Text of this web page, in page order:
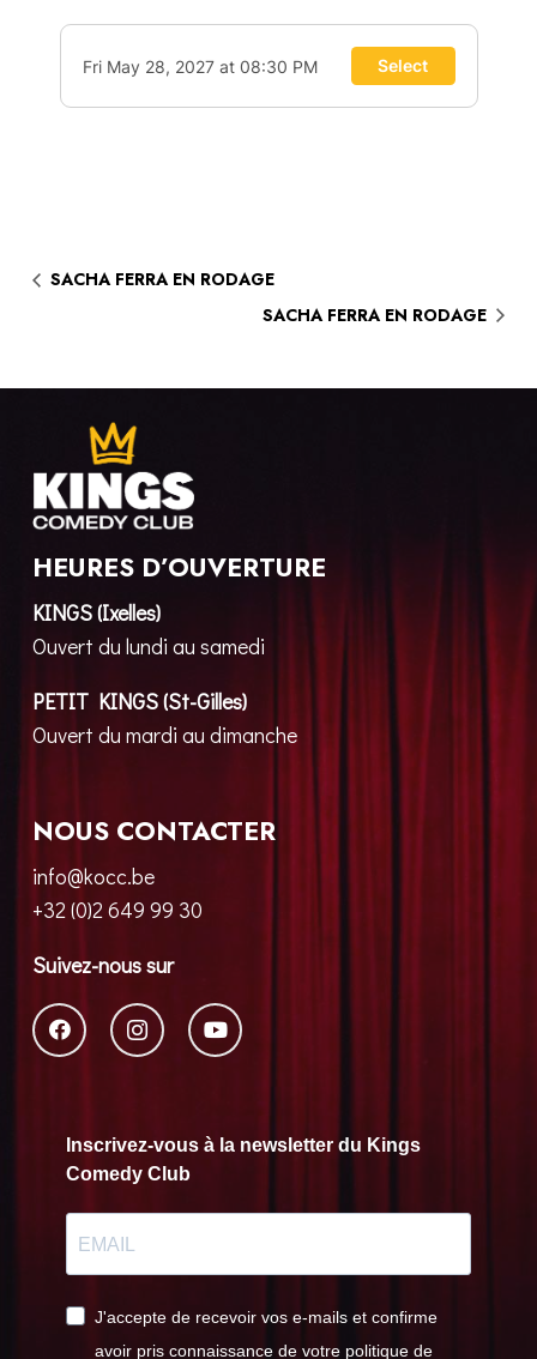
SACHA FERRA EN RODAGE
SACHA FERRA EN RODAGE
HEURES D’OUVERTURE
KINGS (Ixelles)
Ouvert du lundi au samedi
PETIT KINGS (St-Gilles)
Ouvert du mardi au dimanche
NOUS CONTACTER
info@kocc.be
+32 (0)2 649 99 30
Suivez-nous sur
Inscrivez-vous à la newsletter du Kings
Comedy Club
J'accepte de recevoir vos e-mails et confirme
avoir pris connaissance de votre politique de